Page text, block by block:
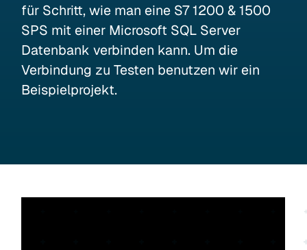
für Schritt, wie man eine S7 1200 & 1500
SPS mit einer Microsoft SQL Server
Datenbank verbinden kann. Um die
Verbindung zu Testen benutzen wir ein
Beispielprojekt.